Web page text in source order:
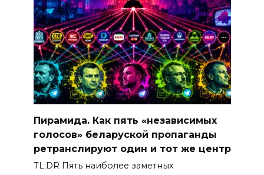
Пирамида. Как пять «независимых
голосов» беларуской пропаганды
ретранслируют один и тот же центр
TL;DR Пять наиболее заметных